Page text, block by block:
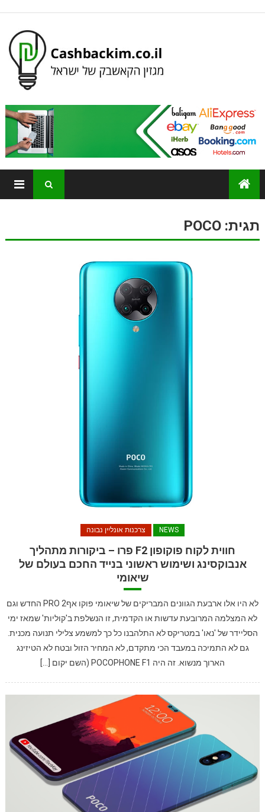
תגית: POCO
NEWS צרכנות אונליין נבונה
חווית לקוח פוקופון F2 פרו – ביקורות מתהליך
אנבוקסינג ושימוש ראשוני בנייד החכם בעולם של
שיאומי
לא היו אלו ארבעת הגוונים המבריקים של שיאומי פוקו אף2 PRO החדש וגם
לא המצלמה המרובעת עדשות או הקדמית, זו הנשלפת ב'קוליות' שמאז ימי
הסליידר של 'נאו' במטריקס לא התלהבנו כל כך למשמע צלילי תנועה מכנית.
גם לא התמיכה במעבד הכי מתקדם, לא המחיר הזול ובטח לא הטיזינג
הארוך מנשוא. זה היה POCOPHONE F1 (השם יקום […]